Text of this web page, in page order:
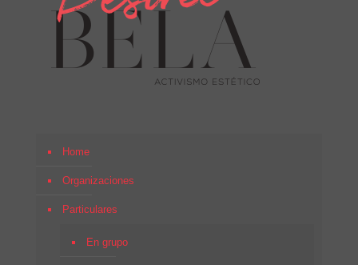
Home
Organizaciones
Particulares
En grupo